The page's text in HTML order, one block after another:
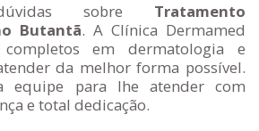
sobre Tratamento
Butantã. A Clínica Dermamed
completos em dermatologia e
da melhor forma possível.
equipe para lhe atender com
e total dedicação.